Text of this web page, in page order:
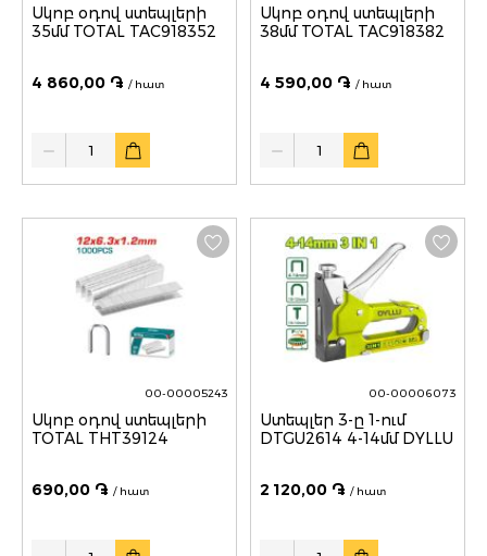
Սկոբ օդով ստեպլերի
35մմ TOTAL TAC918352
4 860,00 ֏ / հատ
Quantity
Սկոբ օդով ստեպլերի
38մմ TOTAL TAC918382
4 590,00 ֏ / հատ
Quantity
00-00005243
Սկոբ օդով ստեպլերի
TOTAL THT39124
690,00 ֏ / հատ
00-00006073
Ստեպլեր 3-ը 1-ում
DTGU2614 4-14մմ DYLLU
2 120,00 ֏ / հատ